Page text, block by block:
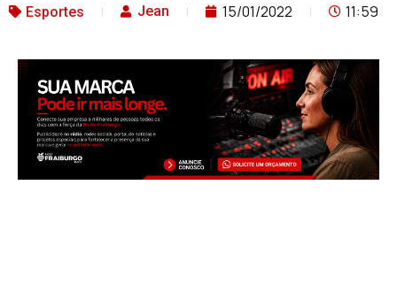
Esportes Jean 15/01/2022 11:59